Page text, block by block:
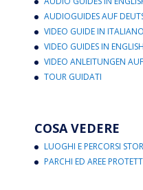
AUDIOGUIDES AUF
VIDEO GUIDE IN ITALIANO
VIDEO GUIDES IN ENGLISH
VIDEO ANLEITUNGEN
TOUR GUIDATI
COSA VEDERE
LUOGHI E PERCORSI
PARCHI ED AREE